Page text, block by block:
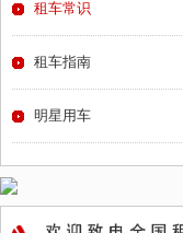
租车常识
租车指南
明星用车